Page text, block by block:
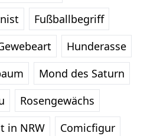
Fußballbegriff
Hunderasse
Mond des Saturn
Rosengewächs
in NRW
Comicfigur